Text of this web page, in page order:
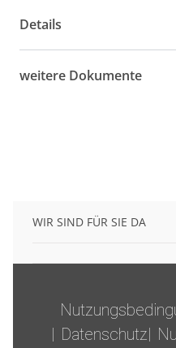
Details
weitere Dokumente
WIR SIND FÜR SIE DA
Datenschutz